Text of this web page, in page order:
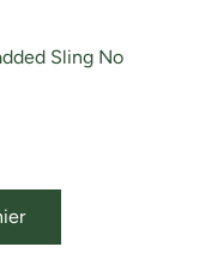
Sling No